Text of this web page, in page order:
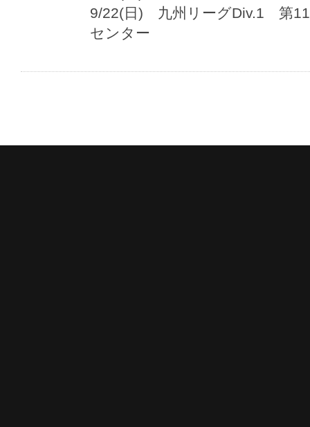
9/22(日) 九州リーグDiv.1 第
センター